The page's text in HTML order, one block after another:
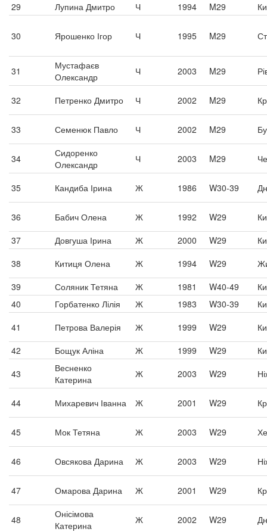
29
Лупина Дмитро Ч 1994 M29
30 Ярошенко Ігор Ч 1995 M29
31
Мустафаєв
Олександр
Ч 2003 M29
32 Петренко Дмитро Ч 2002 M29
33 Семенюк Павло Ч 2002 M29
34
Сидоренко
Олександр
Ч 2003 M29
35 Кандиба Ірина Ж 1986 W30-39
36 Бабич Олена Ж 1992 W29
37
Довгуша Ірина Ж 2000 W29
38
Китиця Олена Ж 1994 W29
39
Соляник Тетяна Ж 1981 W40-49
40
Горбатенко Лілія Ж 1983 W30-39
41
Петрова Валерія Ж 1999 W29
42
Бощук Аліна Ж 1999 W29
43
Весненко
Катерина
Ж 2003 W29
44 Михаревич Іванна Ж 2001 W29
45 Мок Тетяна Ж 2003 W29
46 Овсякова Дарина Ж 2003 W29
47 Омарова Дарина Ж 2001 W29
48
Онісімова
Катерина
Ж 2002 W29